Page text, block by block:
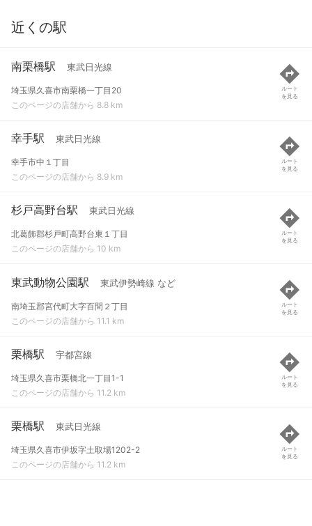
近くの駅
南栗橋駅 東武日光線
埼玉県久喜市南栗橋一丁目20
このページの店舗から 8.8 km
ルート
を見る
幸手駅 東武日光線
幸手市中１丁目
このページの店舗から 8.9 km
ルート
を見る
杉戸高野台駅 東武日光線
北葛飾郡杉戸町高野台東１丁目
このページの店舗から 10 km
ルート
を見る
東武動物公園駅 東武伊勢崎線 など
南埼玉郡宮代町大字百間２丁目
このページの店舗から 11.1 km
ルート
を見る
栗橋駅 宇都宮線
埼玉県久喜市栗橋北一丁目1-1
このページの店舗から 11.2 km
ルート
を見る
栗橋駅 東武日光線
埼玉県久喜市伊坂字土取場1202-2
このページの店舗から 11.2 km
ルート
を見る